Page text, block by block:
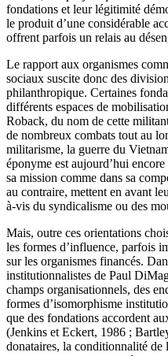
fondations et leur légitimité
le produit d’une considérable
offrent parfois un relais au
Le rapport aux organismes
sociaux suscite donc des
philanthropique. Certaines
différents espaces de
Roback, du nom de cette
de nombreux combats tout au
militarisme, la guerre du
éponyme est aujourd’hui
sa mission comme dans sa
au contraire, mettent en avant
à-vis du syndicalisme ou des
Mais, outre ces orientations
les formes d’influence, parfois
sur les organismes financés.
institutionnalistes de Paul
champs organisationnels, des
formes d’isomorphisme
que des fondations accordent
(Jenkins et Eckert, 1986 ;
donataires, la conditionnalité de